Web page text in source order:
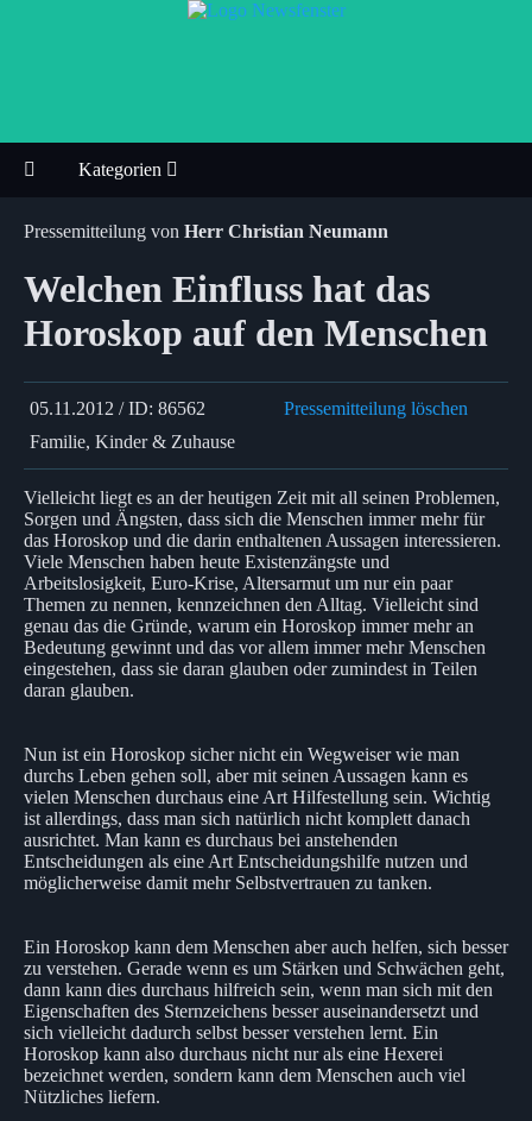
Kategorien
Pressemitteilung von Herr Christian Neumann
Welchen Einfluss hat das
Horoskop auf den Menschen
05.11.2012 / ID: 86562
Pressemitteilung löschen
Familie, Kinder & Zuhause
Vielleicht liegt es an der heutigen Zeit mit all seinen Problemen,
Sorgen und Ängsten, dass sich die Menschen immer mehr für
das Horoskop und die darin enthaltenen Aussagen interessieren.
Viele Menschen haben heute Existenzängste und
Arbeitslosigkeit, Euro-Krise, Altersarmut um nur ein paar
Themen zu nennen, kennzeichnen den Alltag. Vielleicht sind
genau das die Gründe, warum ein Horoskop immer mehr an
Bedeutung gewinnt und das vor allem immer mehr Menschen
eingestehen, dass sie daran glauben oder zumindest in Teilen
daran glauben.
Nun ist ein Horoskop sicher nicht ein Wegweiser wie man
durchs Leben gehen soll, aber mit seinen Aussagen kann es
vielen Menschen durchaus eine Art Hilfestellung sein. Wichtig
ist allerdings, dass man sich natürlich nicht komplett danach
ausrichtet. Man kann es durchaus bei anstehenden
Entscheidungen als eine Art Entscheidungshilfe nutzen und
möglicherweise damit mehr Selbstvertrauen zu tanken.
Ein Horoskop kann dem Menschen aber auch helfen, sich besser
zu verstehen. Gerade wenn es um Stärken und Schwächen geht,
dann kann dies durchaus hilfreich sein, wenn man sich mit den
Eigenschaften des Sternzeichens besser auseinandersetzt und
sich vielleicht dadurch selbst besser verstehen lernt. Ein
Horoskop kann also durchaus nicht nur als eine Hexerei
bezeichnet werden, sondern kann dem Menschen auch viel
Nützliches liefern.